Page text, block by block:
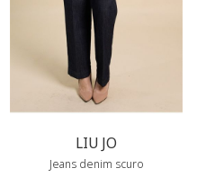
LIU JO
Jeans denim scuro